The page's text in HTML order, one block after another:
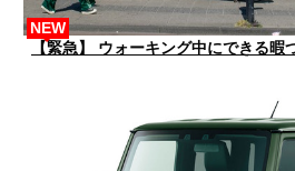
【緊急】 ウォーキング中にできる暇
NEW